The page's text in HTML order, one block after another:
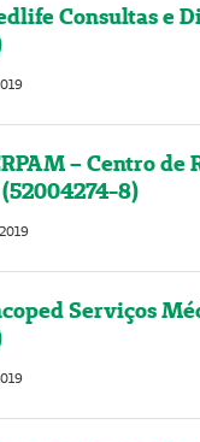
Consultas e
– Centro de
8)
Serviços